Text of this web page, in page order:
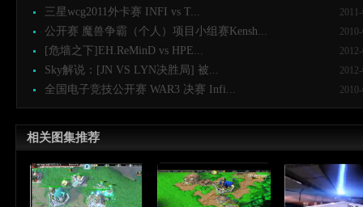
三星wcg2011外卡赛 INFI vs T...
公开赛 魔兽争霸（个人）项目小组赛Kensh...
[危墙之下]EH.ReMinD vs HPE...
Sky解说：[JN VS LYN决胜局] 被...
全国电子竞技公开赛 WAR3 决赛 Infi...
相关图集推荐